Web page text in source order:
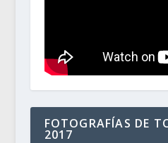
FOTOGRAFÍAS DE
2017